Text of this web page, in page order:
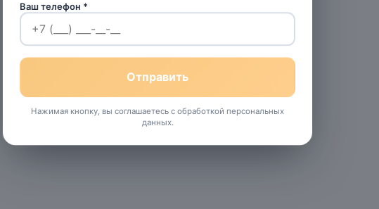
Ваш телефон *
Нажимая кнопку, вы соглашаетесь с обработкой персональных
данных.